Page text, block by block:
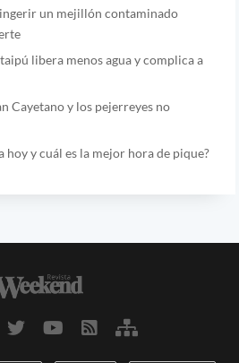
un mejillón contaminado
libera menos agua y complica a
Cayetano y los pejerreyes no
hoy y cuál es la mejor hora de pique?